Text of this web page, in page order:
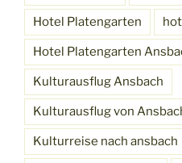
Hotel Platengarten
Hotel Platengarten
Kulturausflug Ansbach
Kulturausflug von
Kulturreise nach ansbach